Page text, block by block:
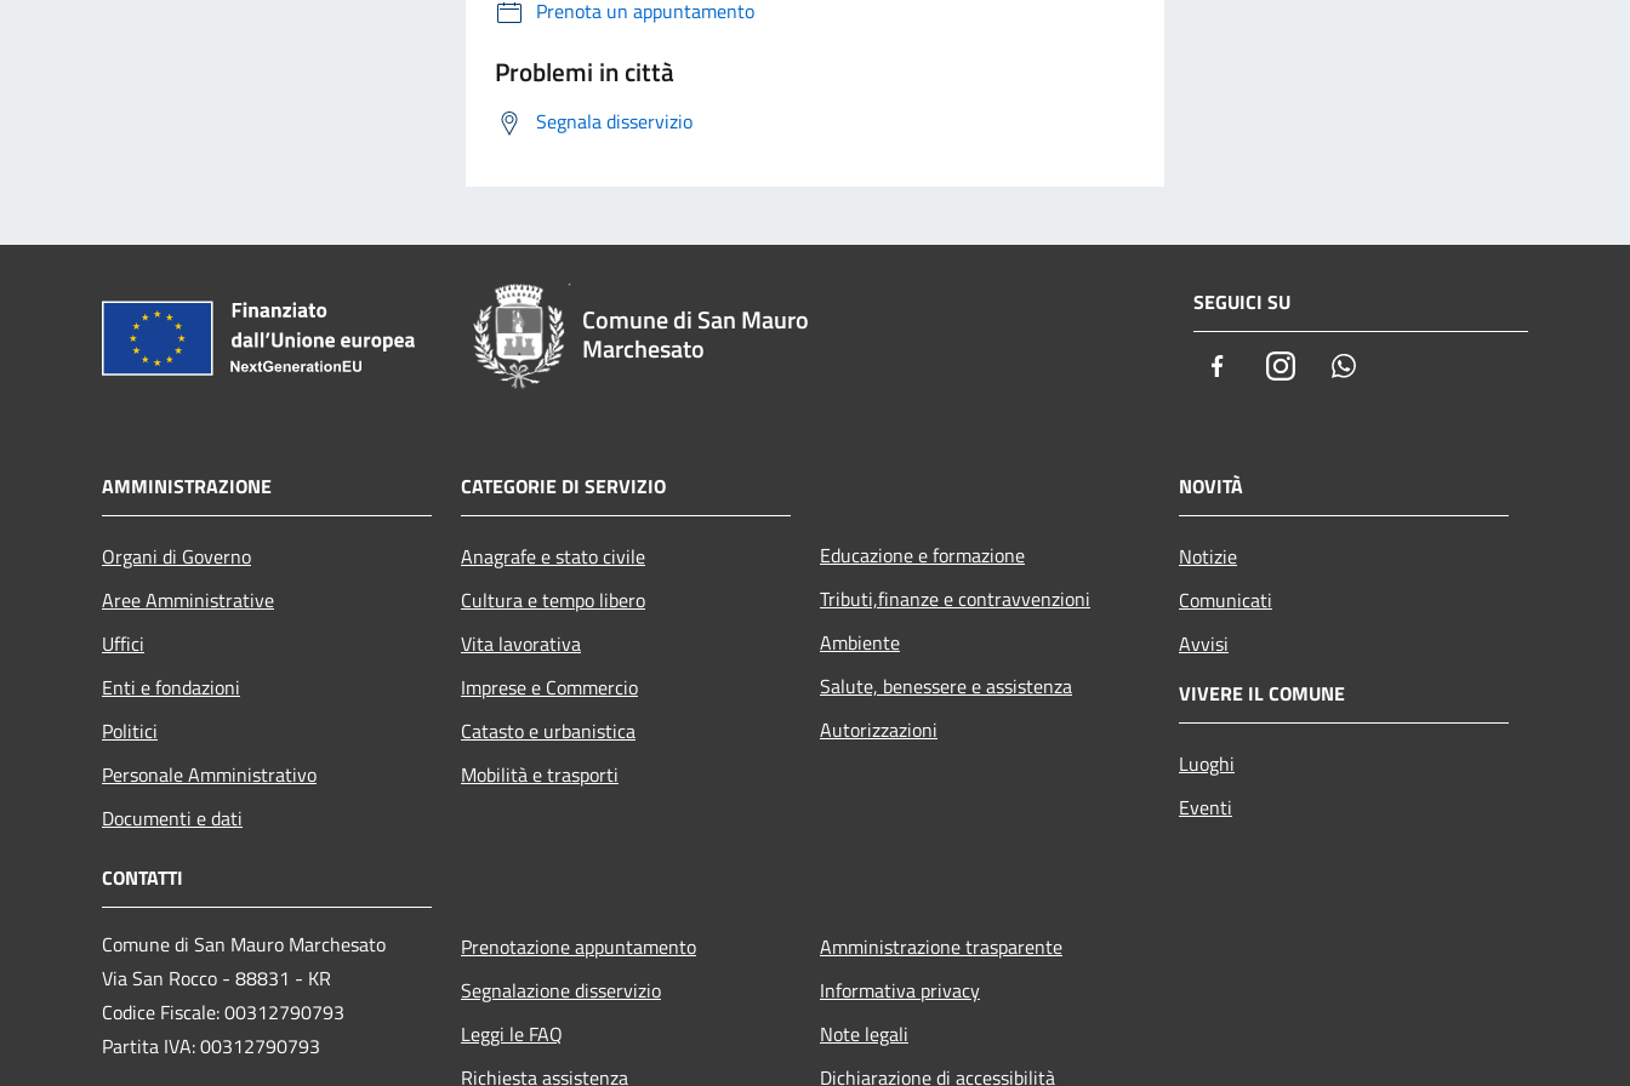
Prenota un appuntamento
Problemi in città
Segnala disservizio
Comune di San Mauro
Marchesato
SEGUICI SU
FacebookInstagram
AMMINISTRAZIONE
Organi di Governo
Aree Amministrative
Uffici
Enti e fondazioni
Politici
Personale Amministrativo
Documenti e dati
CATEGORIE DI SERVIZIO
Anagrafe e stato civile
Cultura e tempo libero
Vita lavorativa
Imprese e Commercio
Catasto e urbanistica
Mobilità e trasporti
Educazione e formazione
Tributi,finanze e contravvenzioni
Ambiente
Salute, benessere e assistenza
Autorizzazioni
NOVITÀ
Notizie
Comunicati
Avvisi
VIVERE IL COMUNE
Luoghi
Eventi
CONTATTI
Comune di San Mauro Marchesato
Via San Rocco - 88831 - KR
Codice Fiscale: 00312790793
Partita IVA: 00312790793
Prenotazione appuntamento
Segnalazione disservizio
Leggi le FAQ
Richiesta assistenza
Amministrazione trasparente
Informativa privacy
Note legali
Dichiarazione di accessibilità